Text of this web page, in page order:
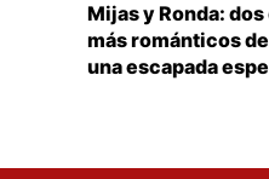
Mijas y Ronda:
más románticos
una escapada